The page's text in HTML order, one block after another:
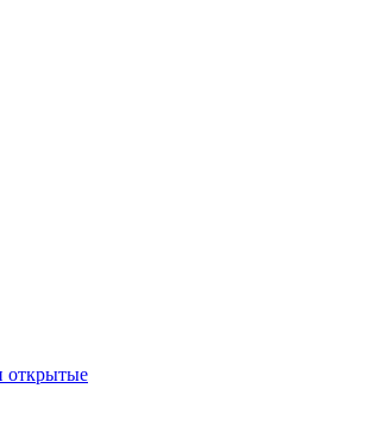
открытые